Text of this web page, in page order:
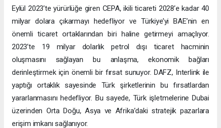
Eylül 2023’te yürürlüğe giren CEPA, ikili ticareti 2028’e kadar 40
milyar dolara çıkarmayı hedefliyor ve Türkiye’yi BAE’nin en
önemli ticaret ortaklarından biri haline getirmeyi amaçlıyor.
2023’te 19 milyar dolarlık petrol dışı ticaret hacminin
oluşmasını sağlayan bu anlaşma, ekonomik bağları
derinleştirmek için önemli bir fırsat sunuyor. DAFZ, Interlink ile
yaptığı ortaklık sayesinde Türk şirketlerinin bu fırsatlardan
yararlanmasını hedefliyor. Bu sayede, Türk işletmelerine Dubai
üzerinden Orta Doğu, Asya ve Afrika’daki stratejik pazarlara
erişim imkanı sağlanıyor.